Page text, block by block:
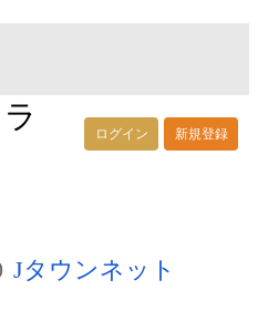
ログイン 新規登録
Jタウンネット